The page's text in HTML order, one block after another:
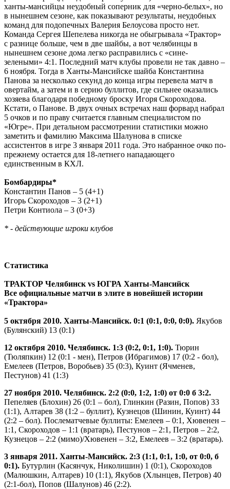
ханты-мансийцы неудобный соперник для «черно-белых», но
в нынешнем сезоне, как показывают результаты, неудобных
команд для подопечных Валерия Белоусова просто нет.
Команда Сергея Шепелева никогда не обыгрывала «Трактор»
с разнице больше, чем в две шайбы, а вот челябинцы в
нынешнем сезоне дома легко расправились с «сине-
зелеными» 4:1. Последний матч клубы провели не так давно –
6 ноября. Тогда в Ханты-Мансийске шайба Константина
Панова за несколько секунд до конца игры перевела матч в
овертайм, а затем и в серию буллитов, где сильнее оказались
хозяева благодаря победному броску Игоря Скороходова.
Кстати, о Панове. В двух очных встречах наш форвард набрал
5 очков и по праву считается главным специалистом по
«Югре». При детальном рассмотрении статистики можно
заметить и фамилию Максима Шалунова в списке
ассистентов в игре 3 января 2011 года. Это набранное очко по-
прежнему остается для 18-летнего нападающего
единственным в КХЛ.
Бомбардиры*
Константин Панов – 5 (4+1)
Игорь Скороходов – 3 (2+1)
Петри Контиола – 3 (0+3)
* - действующие игроки клубов
Статистика
ТРАКТОР Челябинск vs ЮГРА Ханты-Мансийск
Все официальные матчи в элите в новейшей истории
«Трактора»
5 октября 2010. Ханты-Мансийск. 0:1 (0:1, 0:0, 0:0). Якубов
(Булянский) 13 (0:1)
12 октября 2010. Челябинск. 1:3 (0:2, 0:1, 1:0). Тюрин
(Тюляпкин) 12 (0:1 - мен), Петров (Ибрагимов) 17 (0:2 - бол),
Емелеев (Петров, Воробьев) 35 (0:3), Куинт (Ячменев,
Пестунов) 41 (1:3)
27 ноября 2010. Челябинск. 2:2 (0:0, 1:2, 1:0) от 0:0 б 3:2.
Пепеляев (Блохин) 26 (0:1 – бол), Глинкин (Разин, Попов) 33
(1:1), Алтарев 38 (1:2 – буллит), Кузнецов (Шинин, Куинт) 44
(2:2 – бол). Послематчевые буллиты: Емелеев – 0:1, Хювенен –
1:1, Скороходов – 1:1 (вратарь), Пестунов – 2:1, Петров – 2:2,
Кузнецов – 2:2 (мимо)/Хювенен – 3:2, Емелеев – 3:2 (вратарь).
3 января 2011. Ханты-Мансийск. 2:3 (1:1, 0:1, 1:0, от 0:0, б
0:1). Бутурлин (Касянчук, Николишин) 1 (0:1), Скороходов
(Малюшкин, Алтарев) 10 (1:1), Якубов (Хлынцев, Петров) 40
(2:1-бол), Попов (Шалунов) 46 (2:2).